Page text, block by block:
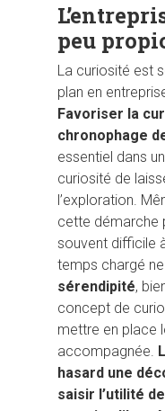
peu
La curiosité est
plan en
Favoriser la
chronophage
essentiel dans
curiosité de
l’exploration.
cette démarche
souvent difficile
temps chargé
sérendipité,
concept de
mettre en place
accompagnée.
hasard une
saisir l’utilité